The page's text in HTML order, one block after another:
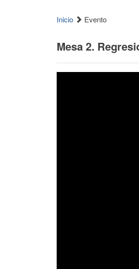
Inicio Evento
Mesa 2.